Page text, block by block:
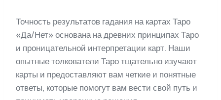
Точность результатов гадания на картах Таро
«Да/Нет» основана на древних принципах Таро
и проницательной интерпретации карт. Наши
опытные толкователи Таро тщательно изучают
карты и предоставляют вам четкие и понятные
ответы, которые помогут вам вести свой путь и